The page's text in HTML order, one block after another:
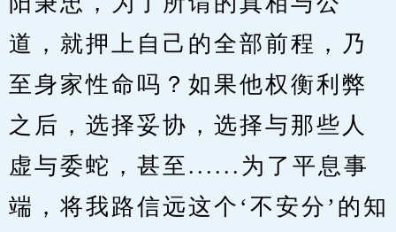
道，就押上自己的全部前程，乃
至身家性命吗？如果他权衡利弊
之后，选择妥协，选择与那些人
虚与委蛇，甚至......为了平息事
端，将我路信远这个‘不安分’的知